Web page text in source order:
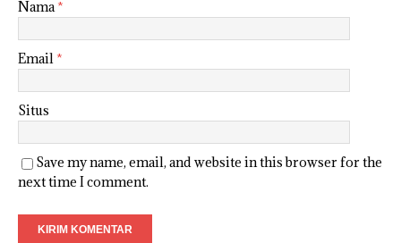
Nama*
Email *
Situs
Save my name, email, and website in this browser for the
next time I comment.